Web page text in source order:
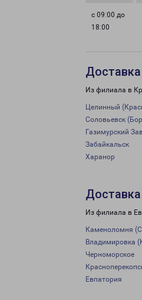
с 09:00 до
18:00
Из филиала в
Целинный
Соловьевск
Газимурский
Забайкальск
Харанор
Из филиала в
Каменоломня
Владимировка
Черноморское
Евпатория